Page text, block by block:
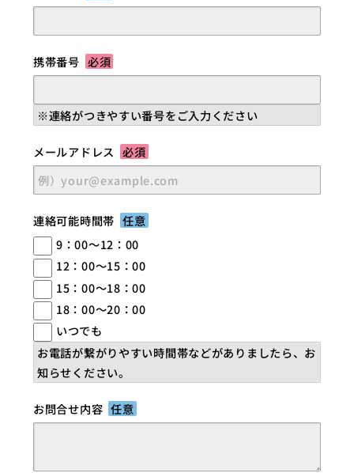
携帯番号 必須
※連絡がつきやすい番号をご入力ください
メールアドレス 必須
連絡可能時間帯 任意
9：00～12：00
12：00～15：00
15：00～18：00
18：00～20：00
いつでも
お電話が繋がりやすい時間帯などがありましたら、お
知らせください。
お問合せ内容 任意